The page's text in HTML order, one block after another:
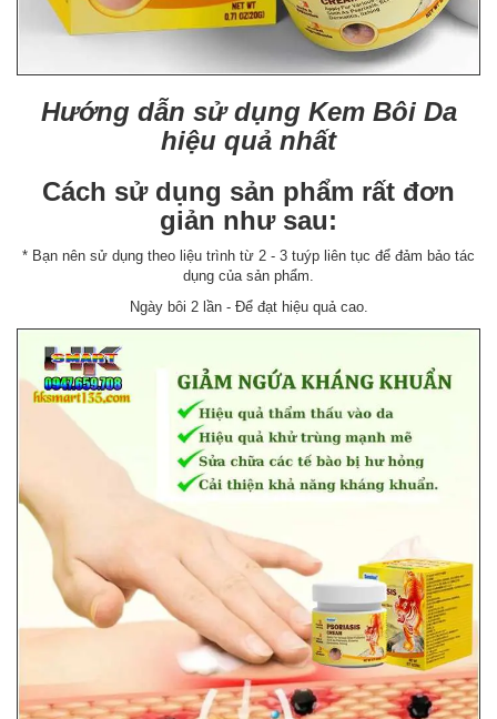
Hướng dẫn sử dụng Kem Bôi Da
hiệu quả nhất
Cách sử dụng sản phẩm rất đơn
giản như sau:
* Bạn nên sử dụng theo liệu trình từ 2 - 3 tuýp liên tục để đảm bảo tác
dụng của sản phẩm.
Ngày bôi 2 lần - Để đạt hiệu quả cao.